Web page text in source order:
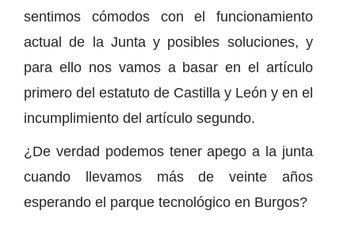
sentimos cómodos con el funcionamiento
actual de la Junta y posibles soluciones, y
para ello nos vamos a basar en el artículo
primero del estatuto de Castilla y León y en el
incumplimiento del artículo segundo.
¿De verdad podemos tener apego a la junta
cuando llevamos más de veinte años
esperando el parque tecnológico en Burgos?